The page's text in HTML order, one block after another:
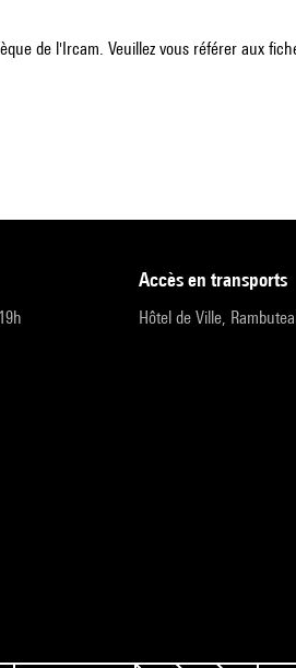
de l'Ircam. Veuillez vous référer aux
accès en transports
Hôtel de Ville,